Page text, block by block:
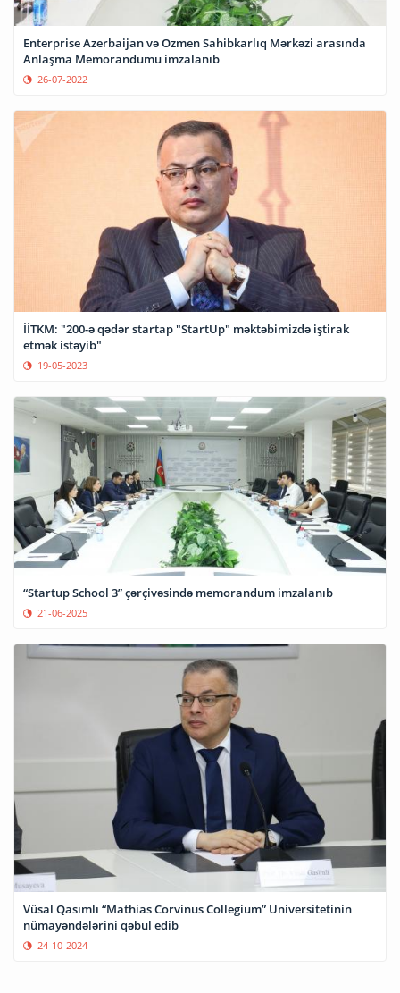
Enterprise Azerbaijan və Özmen Sahibkarlıq Mərkəzi arasında
Anlaşma Memorandumu imzalanıb
26-07-2022
İİTKM: "200-ə qədər startap "StartUp" məktəbimizdə iştirak
etmək istəyib"
19-05-2023
“Startup School 3” çərçivəsində memorandum imzalanıb
21-06-2025
Vüsal Qasımlı “Mathias Corvinus Collegium” Universitetinin
nümayəndələrini qəbul edib
24-10-2024